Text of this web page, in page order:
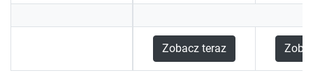
Zobacz teraz